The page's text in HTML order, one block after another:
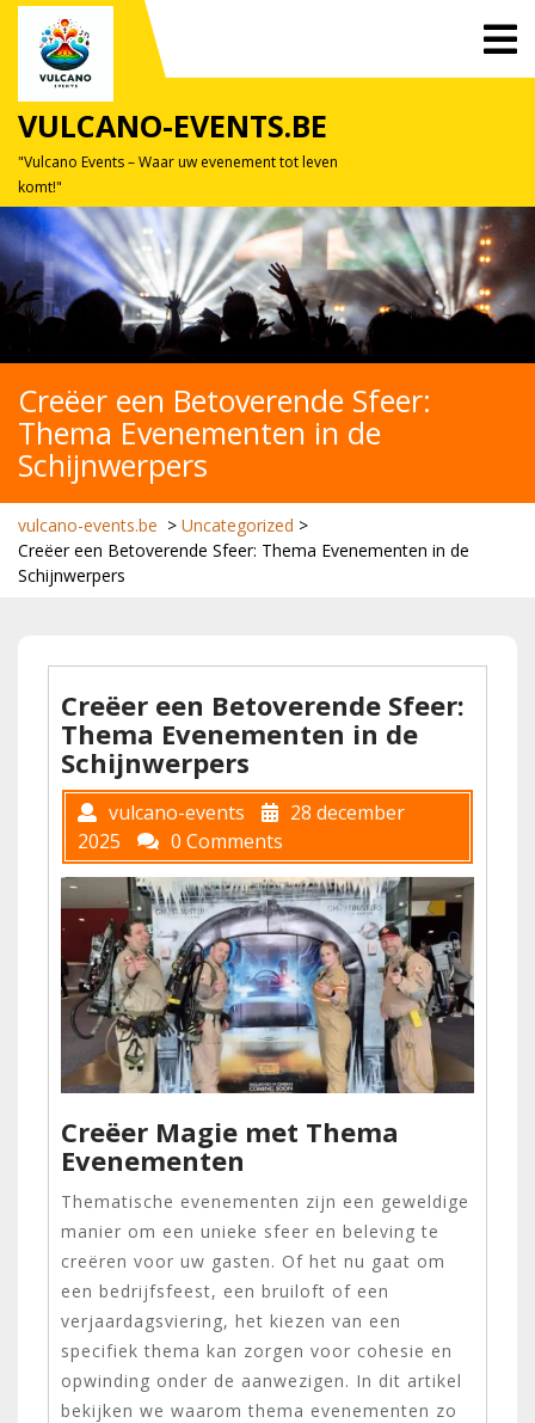
Skip
content
VULCANO-EVENTS.BE
"Vulcano Events – Waar uw evenement tot leven
komt!"
Creëer een Betoverende Sfeer:
Thema Evenementen in de
Schijnwerpers
vulcano-events.be > Uncategorized >
Creëer een Betoverende Sfeer: Thema Evenementen in de
Schijnwerpers
Creëer een Betoverende Sfeer:
Thema Evenementen in de
Schijnwerpers
vulcano-events
28 december
2025
0 Comments
Creëer Magie met Thema
Evenementen
Thematische evenementen zijn een geweldige
manier om een unieke sfeer en beleving te
creëren voor uw gasten. Of het nu gaat om
een bedrijfsfeest, een bruiloft of een
verjaardagsviering, het kiezen van een
specifiek thema kan zorgen voor cohesie en
opwinding onder de aanwezigen. In dit artikel
bekijken we waarom thema evenementen zo